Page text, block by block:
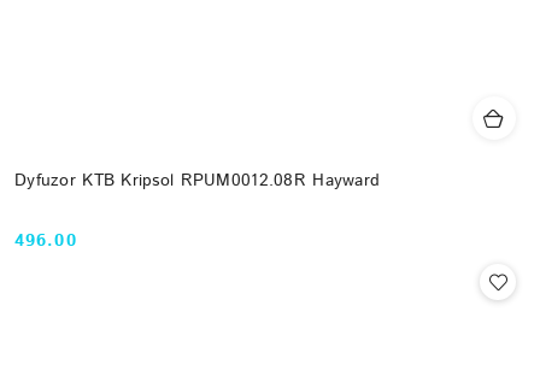
Dyfuzor KTB Kripsol RPUM0012.08R Hayward
Cena:
496.00